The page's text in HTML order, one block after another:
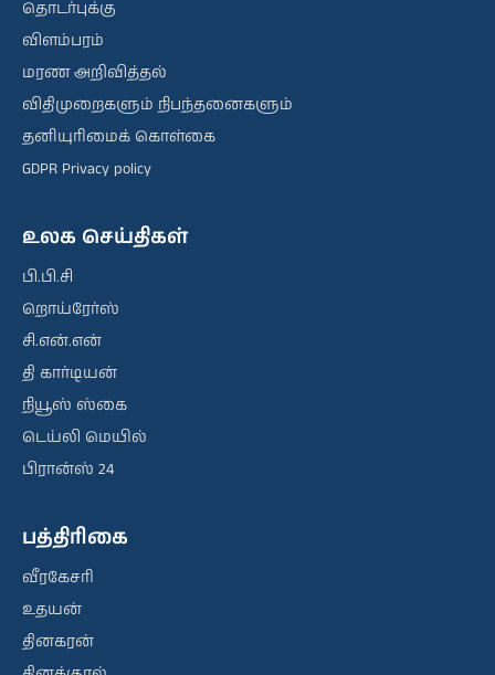
தொடர்புக்கு
விளம்பரம்
மரண அறிவித்தல்
விதிமுறைகளும் நிபந்தனைகளும்
தனியுரிமைக் கொள்கை
GDPR Privacy policy
உலக செய்திகள்
பி.பி.சி
றொய்ரேர்ஸ்
சி.என்.என்
தி கார்டியன்
நியூஸ் ஸ்கை
டெய்லி மெயில்
பிரான்ஸ் 24
பத்திரிகை
வீரகேசரி
உதயன்
தினகரன்